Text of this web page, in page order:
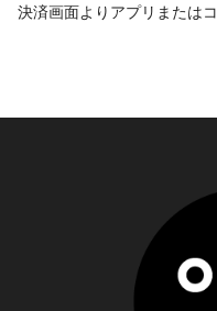
決済画面よりアプリまたは